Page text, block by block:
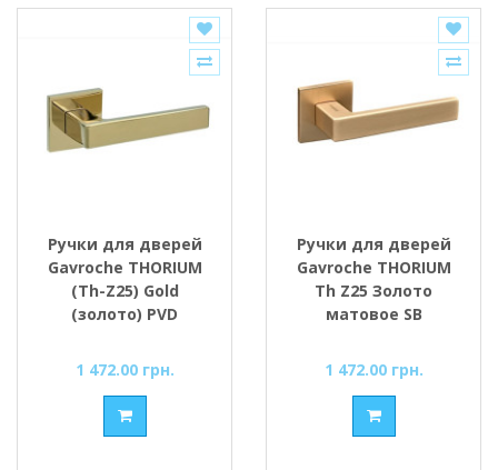
Ручки для дверей
Gavroche THORIUM
(Th-Z25) Gold
(золото) PVD
1 472.00 грн.
Ручки для дверей
Gavroche THORIUM
Th Z25 Золото
матовое SB
1 472.00 грн.